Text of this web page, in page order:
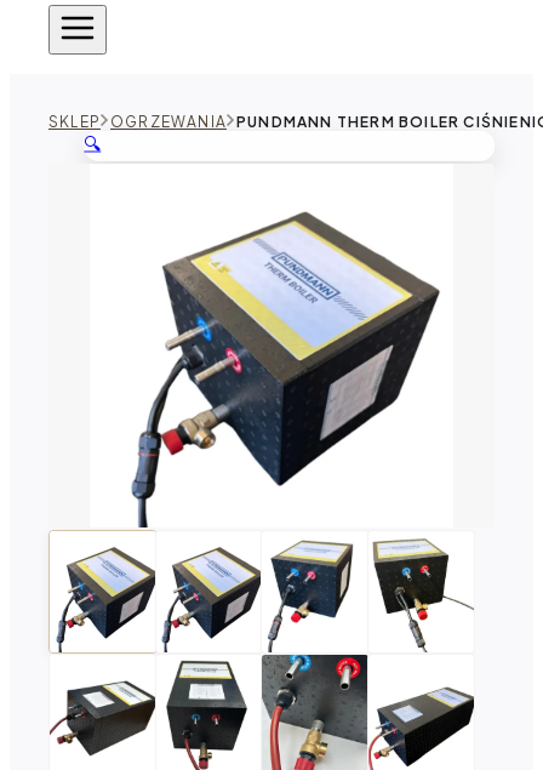
SKLEP OGRZEWANIA PUNDMANN THERM BOILER
🔍